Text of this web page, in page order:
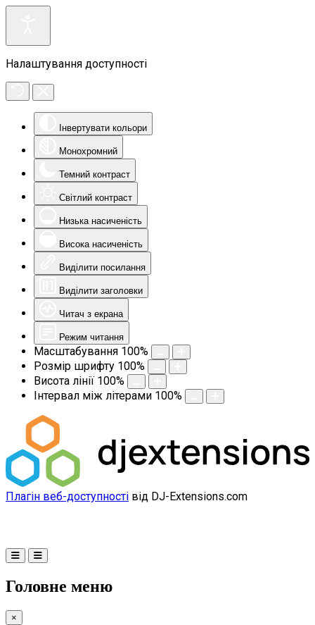
Налаштування доступності
Інвертувати кольори
Монохромний
Темний контраст
Світлий контраст
Низька насиченість
Висока насиченість
Виділити посилання
Виділити заголовки
Читач з екрана
Режим читання
Масштабування 100%
Розмір шрифту 100%
Висота лінії 100%
Інтервал між літерами 100%
Плагін веб-доступності від DJ-Extensions.com
Головне меню
×